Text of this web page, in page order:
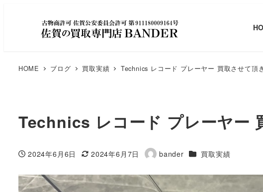
HOME ブログ 買取実績 Technics レコード プレーヤー 買取させて頂
Technics レコード プレーヤー
投稿日
2024年6月6日
更新日
2024年6月7日
著
bander カテゴリー
買取実績